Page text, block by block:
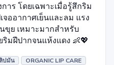
าร โดยเฉพาะเมื่อรู้สึกริม
ออากาศเย็นและลม แรง
ขุย เหมาะมากสำหรับ
มฝีปากจนแห้งแดง 👶💖
ปมัน
ORGANIC LIP CARE